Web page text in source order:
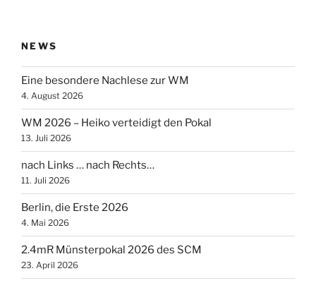
NEWS
Eine besondere Nachlese zur WM
4. August 2026
WM 2026 – Heiko verteidigt den Pokal
13. Juli 2026
nach Links … nach Rechts…
11. Juli 2026
Berlin, die Erste 2026
4. Mai 2026
2.4mR Münsterpokal 2026 des SCM
23. April 2026